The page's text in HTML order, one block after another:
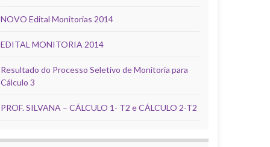
NOVO Edital Monitorias 2014
EDITAL MONITORIA 2014
Resultado do Processo Seletivo de Monitoria para
Cálculo 3
PROF. SILVANA – CÁLCULO 1- T2 e CÁLCULO 2-T2